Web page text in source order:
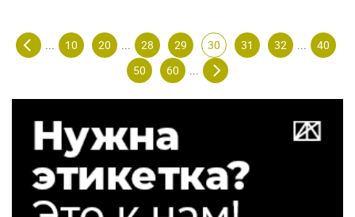
... 10 20 ... 28 29 30 31 32 ...
40
50
60 ...